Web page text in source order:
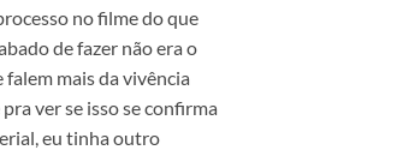
no filme do que
de fazer não era o
mais da vivência
ver se isso se confirma
eu tinha outro